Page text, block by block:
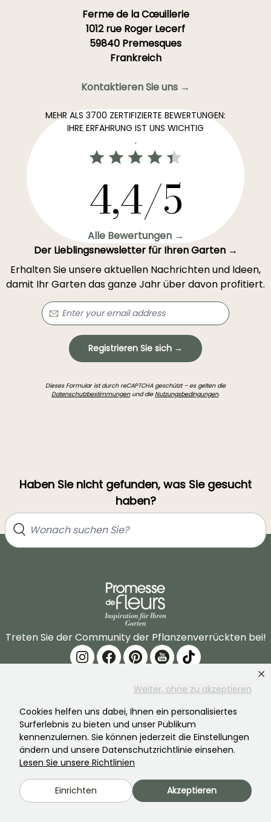
Weiter, ohne zu akzeptieren
Cookies helfen uns dabei, Ihnen ein personalisiertes
Surferlebnis zu bieten und unser Publikum
kennenzulernen. Sie können jederzeit die Einstellungen
ändern und unsere Datenschutzrichtlinie einsehen.
Lesen Sie unsere Richtlinien
Einrichten Akzeptieren
Ferme de la Cœuillerie
1012 rue Roger Lecerf
59840 Premesques
Frankreich
Kontaktieren Sie uns →
MEHR ALS 3700 ZERTIFIZIERTE BEWERTUNGEN:
IHRE ERFAHRUNG IST UNS WICHTIG
.
4,4/5
Alle Bewertungen →
Der Lieblingsnewsletter für Ihren Garten →
Erhalten Sie unsere aktuellen Nachrichten und Ideen,
damit Ihr Garten das ganze Jahr über davon profitiert.
Registrieren Sie sich →
Dieses Formular ist durch reCAPTCHA geschützt – es gelten die
Datenschutzbestimmungenund dieNutzungsbedingungen.
Haben Sie nicht gefunden, was Sie gesucht
haben?
Treten Sie der Community der Pflanzenverrückten bei!
PROMESSE DE FLEURS
Die Marke
Unsere Geschichte
Unsere Pflanzen
DIENSTLEISTUNGEN
Vorbereitung Ihrer
Lieferbedingungen und
Konditionen